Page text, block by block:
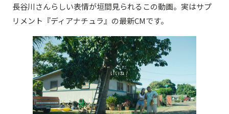
長谷川さんらしい表情が垣間見られるこの動画。実はサプ
リメント『ディアナチュラ』の最新CMです。